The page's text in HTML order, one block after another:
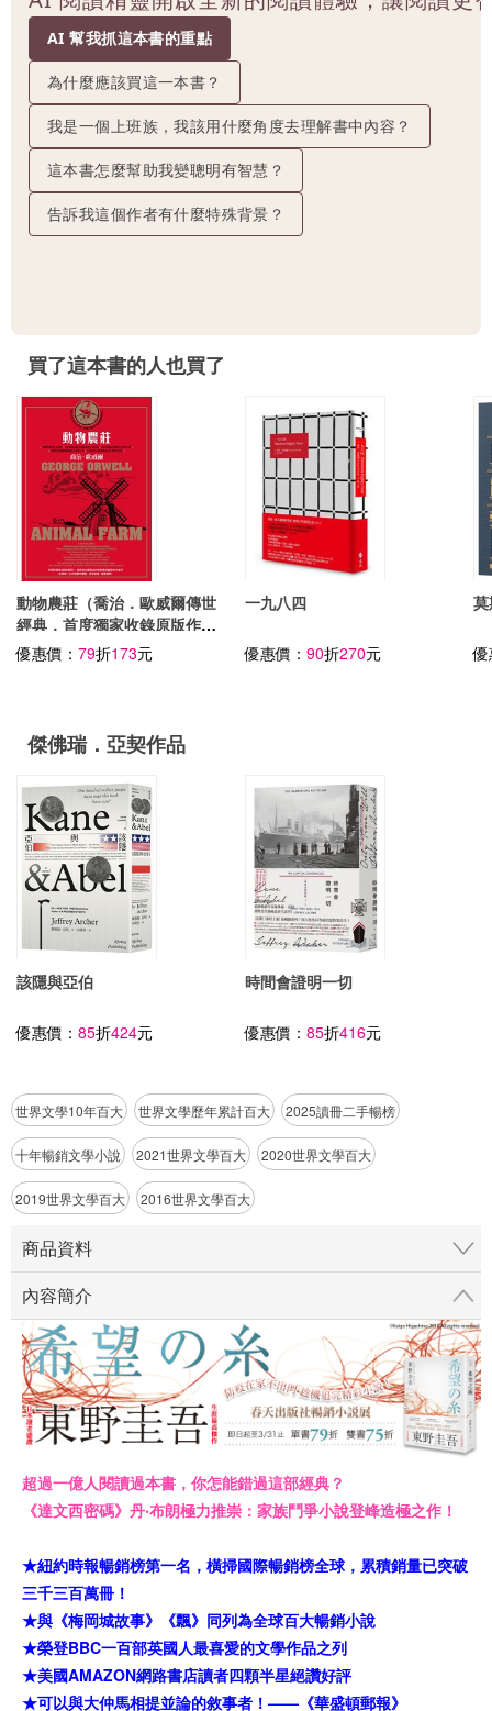
AI 幫我抓這本書的重點
為什麼應該買這一本書？
我是一個上班族，我該用什麼角度去理解書中內容？
這本書怎麼幫助我變聰明有智慧？
告訴我這個作者有什麼特殊背景？
買了這本書的人也買了
動物農莊（喬治．歐威爾傳世
經典．首度獨家收錄原版作者
序〈新聞自由〉）
優惠價： 79折173元
一九八四
優惠價：90折270元
傑佛瑞．亞契作品
該隱與亞伯
優惠價： 85折424元
時間會證明一切
優惠價：85折416元
世界文學10年百大 世界文學歷年累計百大 2025讀冊二手暢榜
十年暢銷文學小說 2021世界文學百大 2020世界文學百大
2019世界文學百大 2016世界文學百大
商品資料
內容簡介
超過一億人閱讀過本書，你怎能錯過這部經典？
《達文西密碼》丹‧布朗極力推崇：家族鬥爭小說登峰造極之作！
★紐約時報暢銷榜第一名，橫掃國際暢銷榜全球，累積銷量已突破
三千三百萬冊！
★與《梅岡城故事》《飄》同列為全球百大暢銷小說
★榮登BBC一百部英國人最喜愛的文學作品之列
★美國AMAZON網路書店讀者四顆半星絕讚好評
★可以與大仲馬相提並論的敘事者！——《華盛頓郵報》